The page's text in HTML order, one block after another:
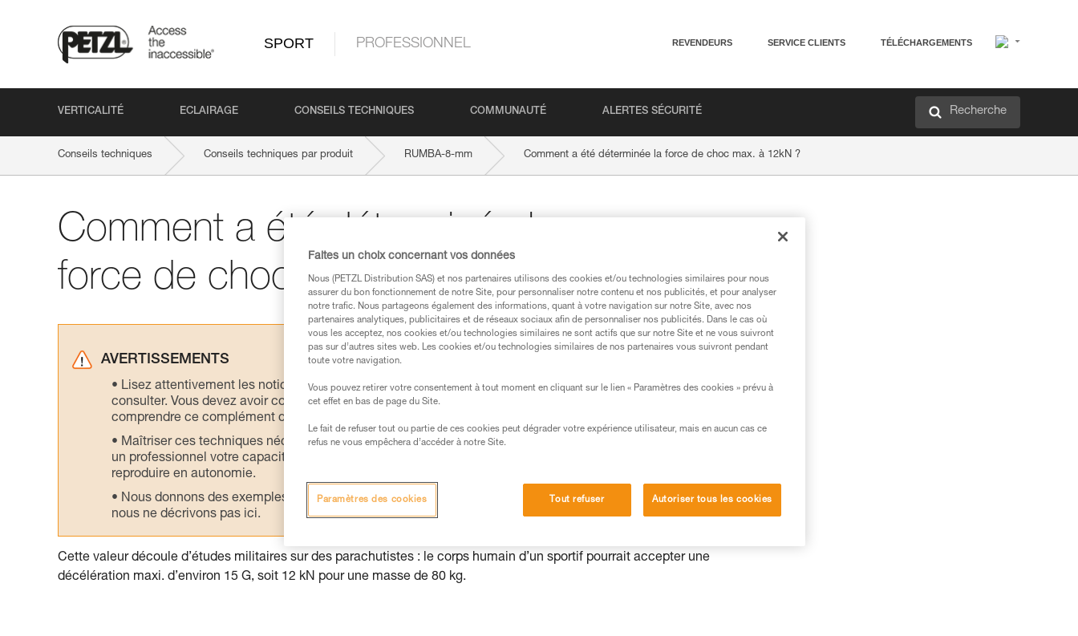
SPORT PROFESSIONNEL REVENDEURS SERVICE CLIENTS TÉLÉCHARGEMENTS
VERTICALITÉ ECLAIRAGE CONSEILS TECHNIQUES COMMUNAUTÉ ALERTES SÉCURITÉ Recherche
Conseils techniques Conseils techniques par produit RUMBA-8-mm Comment a été déterminée la force de choc max. à 12kN ?
Comment a été déterminée la
force de choc max. à 12kN ?
AVERTISSEMENTS
Lisez attentivement les notices techniques des produits utilisés dans ce conseil avant de le
consulter. Vous devez avoir compris les informations de la notice technique pour pouvoir
comprendre ce complément d’informations.
Maîtriser ces techniques nécessite une formation et un entraînement spécifique. Validez avec
un professionnel votre capacité à refaire la manipulation, seul, en toute sécurité, avant de la
reproduire en autonomie.
Nous donnons des exemples de techniques liées à votre activité. Il peut en exister d’autres que
nous ne décrivons pas ici.
Cette valeur découle d’études militaires sur des parachutistes : le corps humain d’un sportif pourrait accepter une
décélération maxi. d’environ 15 G, soit 12 kN pour une masse de 80 kg.
Faites un choix concernant vos données
Nous (PETZL Distribution SAS) et nos partenaires utilisons des cookies et/ou technologies similaires pour nous
assurer du bon fonctionnement de notre Site, pour personnaliser notre contenu et nos publicités, et pour analyser
notre trafic. Nous partageons également des informations, quant à votre navigation sur notre Site, avec nos
partenaires analytiques, publicitaires et de réseaux sociaux afin de personnaliser nos publicités. Dans le cas où
vous les acceptez, nos cookies et/ou technologies similaires ne sont actifs que sur notre Site et ne vous suivront
pas sur d’autres sites web. Les cookies et/ou technologies similaires de nos partenaires vous suivront pendant
toute votre navigation.
Vous pouvez retirer votre consentement à tout moment en cliquant sur le lien « Paramètres des cookies » prévu à
cet effet en bas de page du Site.
Le fait de refuser tout ou partie de ces cookies peut dégrader votre expérience utilisateur, mais en aucun cas ce
refus ne vous empêchera d’accéder à notre Site.
Tout refuser Autoriser tous les cookies
Paramètres des cookies